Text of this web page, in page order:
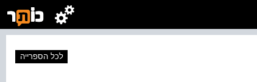
לכל הספרייה